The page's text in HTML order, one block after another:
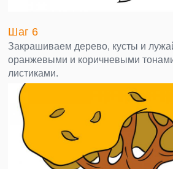
Шаг 6
Закрашиваем дерево, кусты и
оранжевыми и коричневыми
листиками.